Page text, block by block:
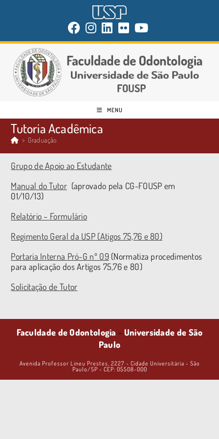
MENU
Tutoria Acadêmica
> Graduação
Grupo de Apoio ao Estudante
Manual do Tutor(aprovado pela CG-FOUSP em
01/10/13)
Relatório – Formulário
Regimento Geral da USP (Atigos 75,76 e 80)
Portaria Interna Pró-G nº 09(Normatiza procedimentos
para aplicação dos Artigos 75,76 e 80)
Solicitação de Tutor
Faculdade de Odontologia - Universidade de São
Paulo
Avenida Professor Lineu Prestes, 2227 - Cidade Universitária - São
Paulo/SP - CEP: 05508-000